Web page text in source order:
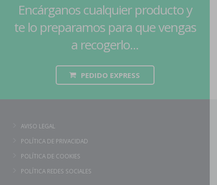
Encárganos cualquier producto y
te lo preparamos para que vengas
a recogerlo...
PEDIDO EXPRESS
AVISO LEGAL
POLÍTICA DE PRIVACIDAD
POLÍTICA DE COOKIES
POLÍTICA REDES SOCIALES